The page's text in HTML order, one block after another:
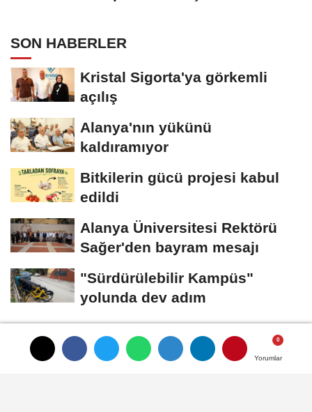
Yorumlar
Yorumlar
SON HABERLER
Kristal Sigorta'ya görkemli
açılış
Alanya'nın yükünü
kaldıramıyor
Bitkilerin gücü projesi kabul
edildi
Alanya Üniversitesi Rektörü
Sağer'den bayram mesajı
"Sürdürülebilir Kampüs"
yolunda dev adım
Yayınlanma: 17 Mayıs 2026 - 16:47 Yorumlar